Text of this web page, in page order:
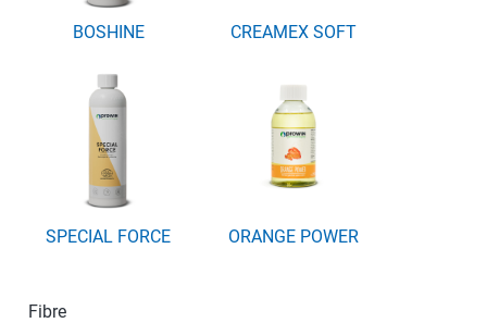
BOSHINE CREAMEX SOFT
SPECIAL FORCE ORANGE POWER
Fibre